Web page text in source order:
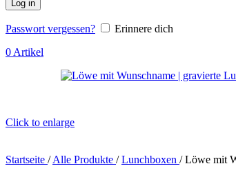
Log in
Passwort vergessen?
Erinnere dich
0 Artikel
Click to enlarge
Startseite / Alle Produkte / Lunchboxen / Löwe mit